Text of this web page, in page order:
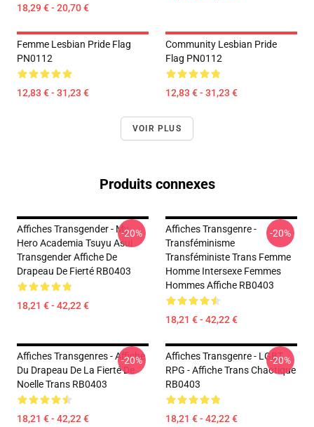
18,29 € - 20,70 €
Femme Lesbian Pride Flag
PN0112
12,83 € - 31,23 €
Community Lesbian Pride
Flag PN0112
12,83 € - 31,23 €
VOIR PLUS
Produits connexes
Affiches Transgender - My
Hero Academia Tsuyu Asui
Transgender Affiche De
Drapeau De Fierté RB0403
18,21 € - 42,22 €
-20%
Affiches Transgenre -
Transféminisme
Transféministe Trans Femme
Homme Intersexe Femmes
Hommes Affiche RB0403
18,21 € - 42,22 €
-20%
Affiches Transgenres - Affiche
Du Drapeau De La Fierté De
Noelle Trans RB0403
18,21 € - 42,22 €
-20%
Affiches Transgenre - LGBT
RPG - Affiche Trans Chaotique
RB0403
18,21 € - 42,22 €
-20%